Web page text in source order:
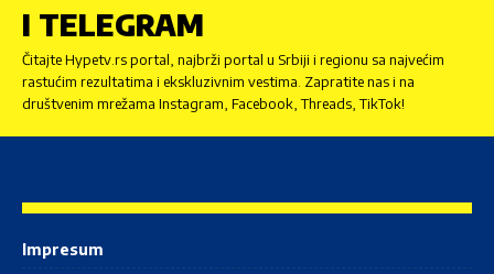
I TELEGRAM
Čitajte Hypetv.rs portal, najbrži portal u Srbiji i regionu sa najvećim
rastućim rezultatima i ekskluzivnim vestima. Zapratite nas i na
društvenim mrežama Instagram, Facebook, Threads, TikTok!
Impresum